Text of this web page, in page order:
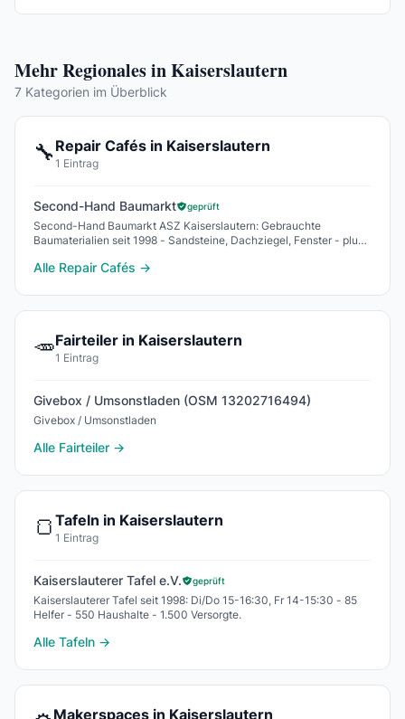
Mehr Regionales in Kaiserslautern
7 Kategorien im Überblick
🔧 Repair Cafés in Kaiserslautern
1 Eintrag
Second-Hand Baumarkt geprüft
Second-Hand Baumarkt ASZ Kaiserslautern: Gebrauchte
Baumaterialien seit 1998 - Sandsteine, Dachziegel, Fenster - plus
Alle Repair Cafés →
🥕Fairteiler in Kaiserslautern
1 Eintrag
Givebox / Umsonstladen (OSM 13202716494)
Givebox / Umsonstladen
Alle Fairteiler →
🍞 Tafeln in Kaiserslautern
1 Eintrag
Kaiserslauterer Tafel e.V. geprüft
Kaiserslauterer Tafel seit 1998: Di/Do 15-16:30, Fr 14-15:30 - 85
Helfer - 550 Haushalte - 1.500 Versorgte.
Alle Tafeln →
Makerspaces in Kaiserslautern